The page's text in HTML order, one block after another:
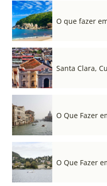
O que fazer
Santa Clara,
O Que Fazer
O Que Fazer